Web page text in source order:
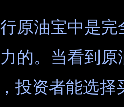
原油宝中是完
的。当看到原
投资者能选择